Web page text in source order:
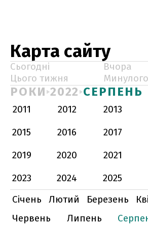
Карта сайту
Сьогодні
Вчора
Цього тижня
РОКИ 2022 СЕРПЕНЬ
2011 2012 2013
2015
2016 2017
2019
2020 2021
2023
2024 2025
Січень
Лютий Березень
Червень
Липень